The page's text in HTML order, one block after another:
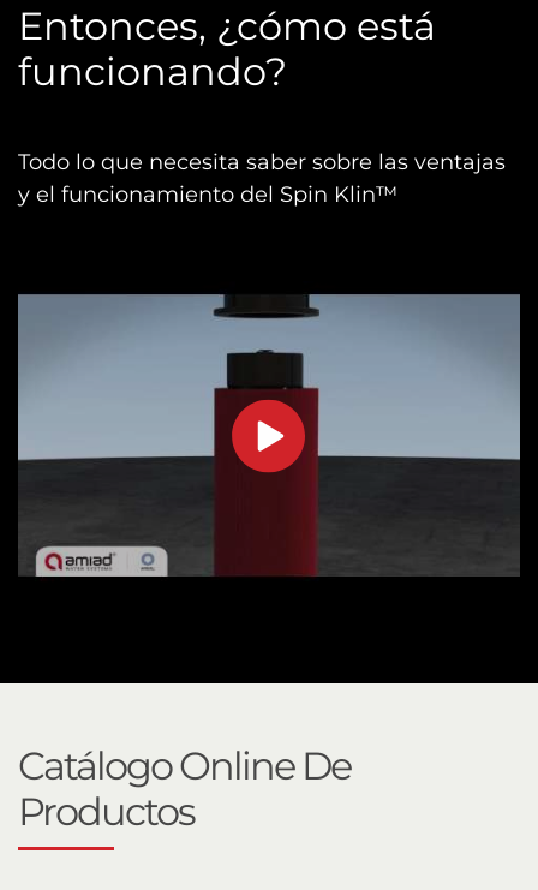
Entonces, ¿cómo está
funcionando?
Todo lo que necesita saber sobre las ventajas
y el funcionamiento del Spin Klin™
Catálogo Online De
Productos